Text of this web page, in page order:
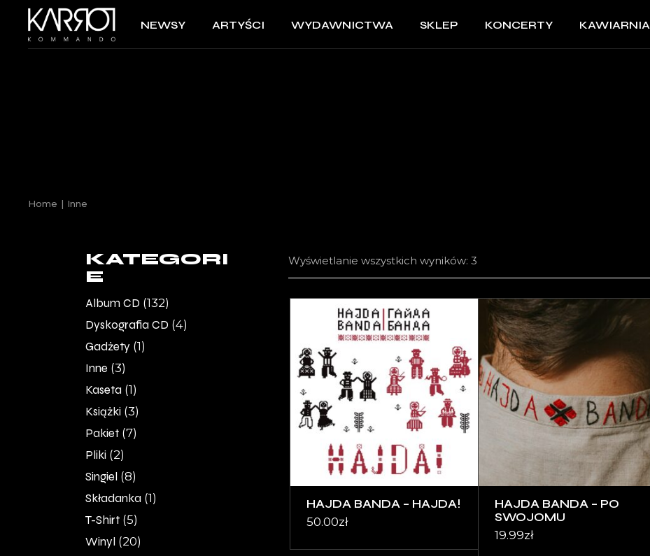
NEWSY ARTYŚCI WYDAWNICTWA SKLEP KONCERTY KAWIARNIA
Home Inne
Wyświetlanie wszystkich wyników: 3
HAJDA BANDA – HAJDA!
50.00zł
HAJDA BANDA – PO
SWOJOMU
19.99zł
KATEGORI
E
Album CD (132)
Dyskografia CD (4)
Gadżety (1)
Inne (3)
Kaseta (1)
Książki (3)
Pakiet (7)
Pliki (2)
Singiel (8)
Składanka (1)
T-Shirt (5)
Winyl (20)